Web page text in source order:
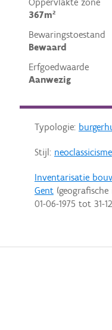
367m²
Bewaringstoestand
Bewaard
Erfgoedwaarde
Aanwezig
Typologie:
Stijl: neoclassicisme
Inventarisatie
Gent
01-06-1975 tot 31-